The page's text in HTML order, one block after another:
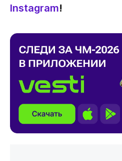
Instagram!